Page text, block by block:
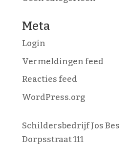
Meta
Login
Vermeldingen feed
Reacties feed
WordPress.org
Schildersbedrijf Jos Bes
Dorpsstraat 111